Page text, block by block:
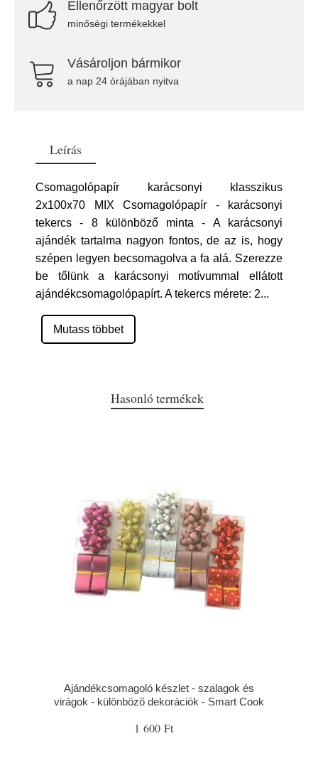
Ellenőrzött magyar bolt
minőségi termékekkel
Vásároljon bármikor
a nap 24 órájában nyitva
Leírás
Csomagolópapír karácsonyi klasszikus
2x100x70 MIX Csomagolópapír - karácsonyi
tekercs - 8 különböző minta - A karácsonyi
ajándék tartalma nagyon fontos, de az is, hogy
szépen legyen becsomagolva a fa alá. Szerezze
be tőlünk a karácsonyi motívummal ellátott
ajándékcsomagolópapírt. A tekercs mérete: 2...
Mutass többet
Hasonló termékek
Ajándékcsomagoló készlet - szalagok és
virágok - különböző dekorációk - Smart Cook
1 600 Ft